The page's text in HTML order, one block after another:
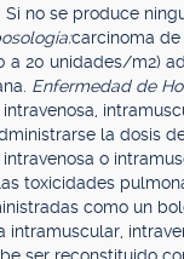
no se produce
carcinoma
a 20 unidades/m2)
Enfermedad de
la dosis
o
toxicidades
como un